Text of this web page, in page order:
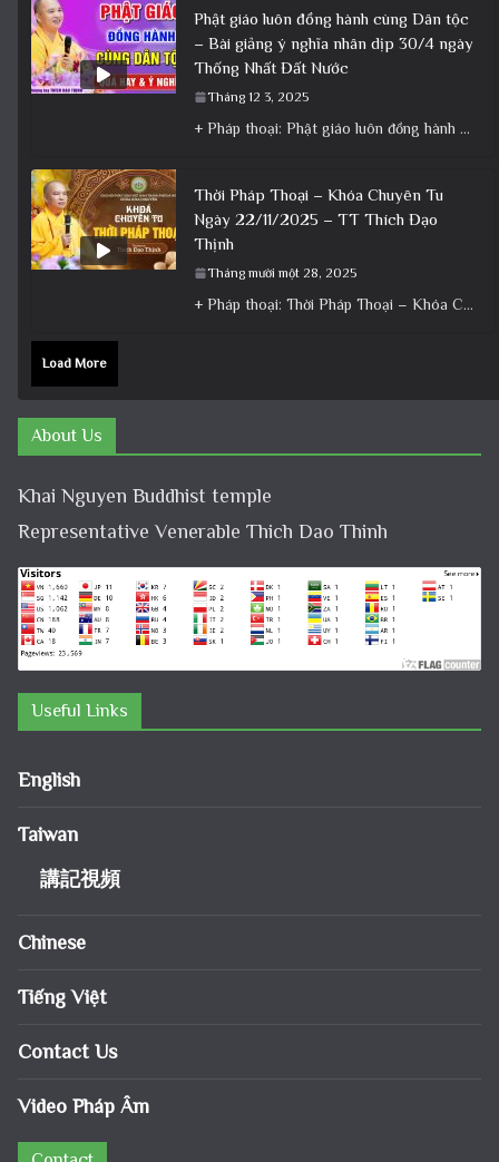
Phật giáo luôn đồng hành cùng Dân tộc
– Bài giảng ý nghĩa nhân dịp 30/4 ngày
Thống Nhất Đất Nước
Tháng 12 3, 2025
+ Pháp thoại: Phật giáo luôn đồng hành cùng Dân tộc – Bài giảng ý nghĩa nhân dịp 30/4 ngày
Thời Pháp Thoại – Khóa Chuyên Tu
Ngày 22/11/2025 – TT Thích Đạo
Thịnh
Tháng mười một 28, 2025
+ Pháp thoại: Thời Pháp Thoại – Khóa Chuyên Tu Ngày 22/11/2025 – TT Thích Đạo Thịnh + Album: Pháp
Load More
About Us
Khai Nguyen Buddhist temple
Representative Venerable Thich Dao Thinh
Useful Links
English
Taiwan
講記視頻
Chinese
Tiếng Việt
Contact Us
Video Pháp Âm